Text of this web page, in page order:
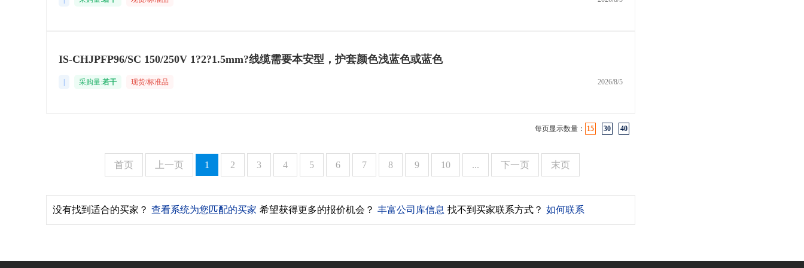
IS-CHJPFP96/SC 150/250V 1?2?1.5mm?线缆需要本安型，护套颜色浅蓝色或蓝色
采购量:若干 现货/标准品 2026/8/5
每页显示数量： 15 30 40
首页 上一页 1 2 3 4 5 6 7 8 9 10 ... 下一页 末页
没有找到适合的买家？ 查看系统为您匹配的买家 希望获得更多的报价机会？ 丰富公司库信息 找不到买家联系方式？ 如何联系